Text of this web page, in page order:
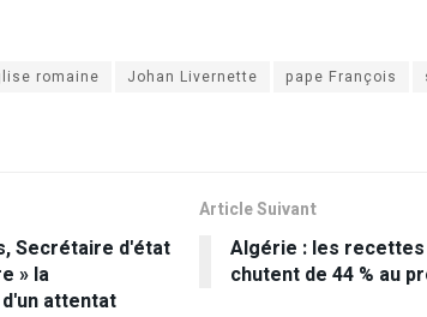
romaine Johan Livernette pape François
Secrétaire d'état
» la
attentat
Article Suivant
Algérie : les
chutent de 44 % au